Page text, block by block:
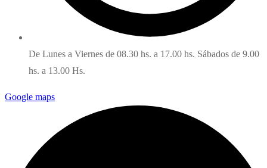
De Lunes a Viernes de 08.30 hs. a 17.00 hs. Sábados de 9.00
hs. a 13.00 Hs.
Google maps